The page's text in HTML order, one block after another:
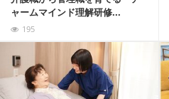
ャームマインド理解研修...
195
記事を読む